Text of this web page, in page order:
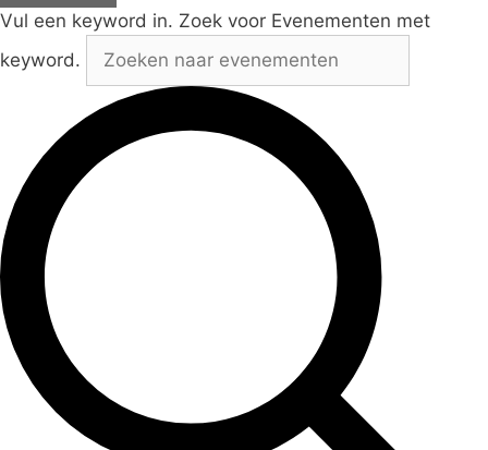
Vul een keyword in. Zoek voor Evenementen met
keyword.